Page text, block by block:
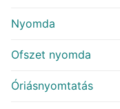
Nyomda
Ofszet nyomda
Óriásnyomtatás